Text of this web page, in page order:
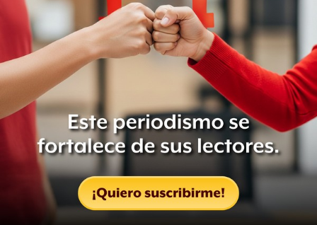
Getty Images
Volkswagen es una de las empresas que ensambla
automóviles en México para exportarlos a Estados Unidos.
El analista indica que Trump se concentra en el tema de
la balanza comercial y que ahora EE.UU. tiene un déficit
de US$17.000 millones con Canadá versus US$71.000
millones con México, así que tenía más que ganar con
este último.